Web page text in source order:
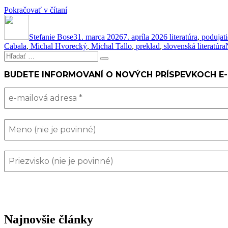
Pokračovať v čítaní„Veľké
obzore!“
Stefanie Bose31. marca 20267. apríla 2026 literatúra,
Cabala, Michal Hvorecký, Michal Tallo, preklad, slovenská literatúra
Hľadať:
Vyhľadávanie
BUDETE INFORMOVANÍ O NOVÝCH PRÍSPEVKOCH
Najnovšie články